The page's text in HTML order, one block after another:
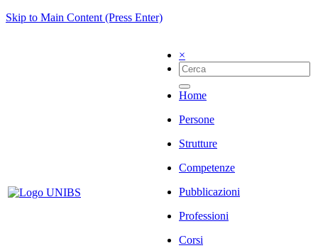
Skip to Main Content (Press Enter)
×
Home
Persone
Strutture
Competenze
Pubblicazioni
Professioni
Corsi